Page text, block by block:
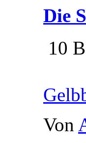
Die
10
Von